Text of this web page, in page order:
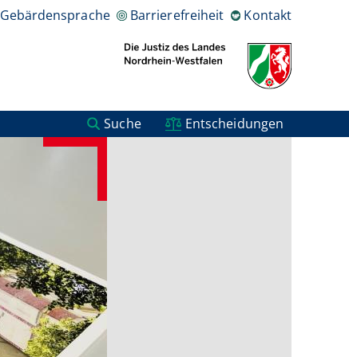
Gebärdensprache Barrierefreiheit Kontakt
Suche Entscheidungen